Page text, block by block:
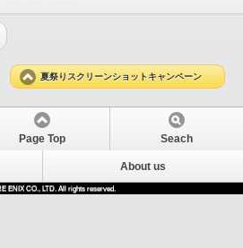
夏祭りスクリーンショットキャンペーン
Page Top Seach
About us
ENIX CO., LTD. All rights reserved.